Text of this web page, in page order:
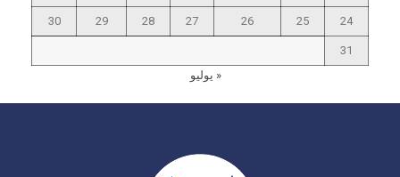
24
25
26
27
28
29
30
31
« يوليو